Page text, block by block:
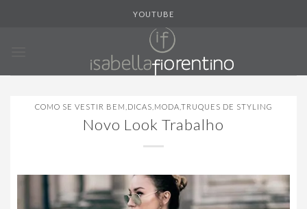
YOUTUBE
COMO SE VESTIR BEM DICAS MODA TRUQUES DE STYLING
Novo Look Trabalho